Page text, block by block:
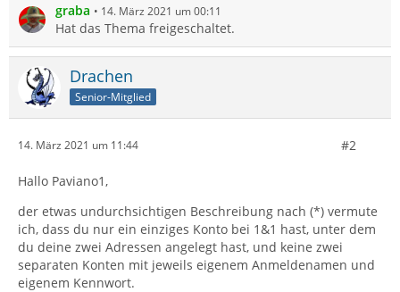
graba 14. März 2021 um 00:11
Hat das Thema freigeschaltet.
Drachen
Senior-Mitglied
14. März 2021 um 11:44 #2
Hallo Paviano1,
der etwas undurchsichtigen Beschreibung nach (*) vermute
ich, dass du nur ein einziges Konto bei 1&1 hast, unter dem
du deine zwei Adressen angelegt hast, und keine zwei
separaten Konten mit jeweils eigenem Anmeldenamen und
eigenem Kennwort.